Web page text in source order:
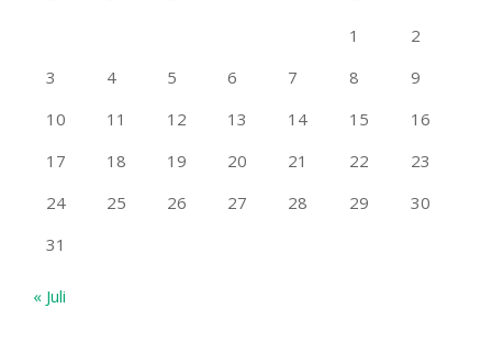
1
2
3
4 5 6 7 8
9
10
11 12 13 14 15
16
17
18 19 20 21 22
23
24
25 26 27 28 29
30
31
« Juli